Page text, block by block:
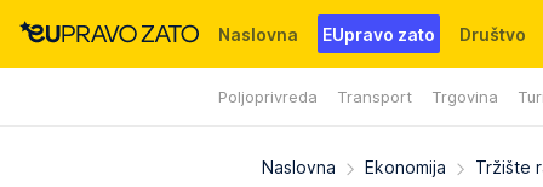
Naslovna EUpravo zato Društvo
Poljoprivreda Transport Trgovina
Događaji News WMG fondacija
Naslovna Ekonomija Tržište